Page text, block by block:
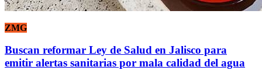
ZMG
Buscan reformar Ley de Salud en Jalisco para
emitir alertas sanitarias por mala calidad del agua